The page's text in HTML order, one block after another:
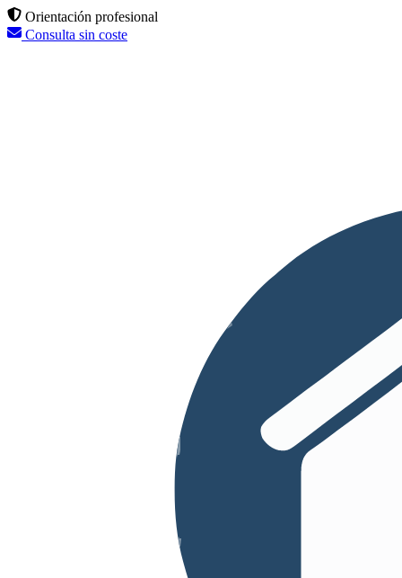
Orientación profesional
Consulta sin coste